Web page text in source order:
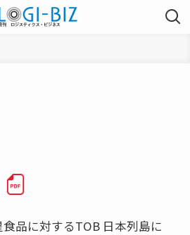
食品に対するTOB 日本列島に